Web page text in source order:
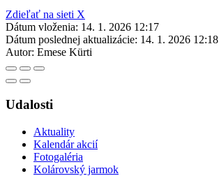
Zdieľať na sieti X
Dátum vloženia: 14. 1. 2026 12:17
Dátum poslednej aktualizácie: 14. 1. 2026 12:18
Autor: Emese Kürti
Udalosti
Aktuality
Kalendár akcií
Fotogaléria
Kolárovský jarmok